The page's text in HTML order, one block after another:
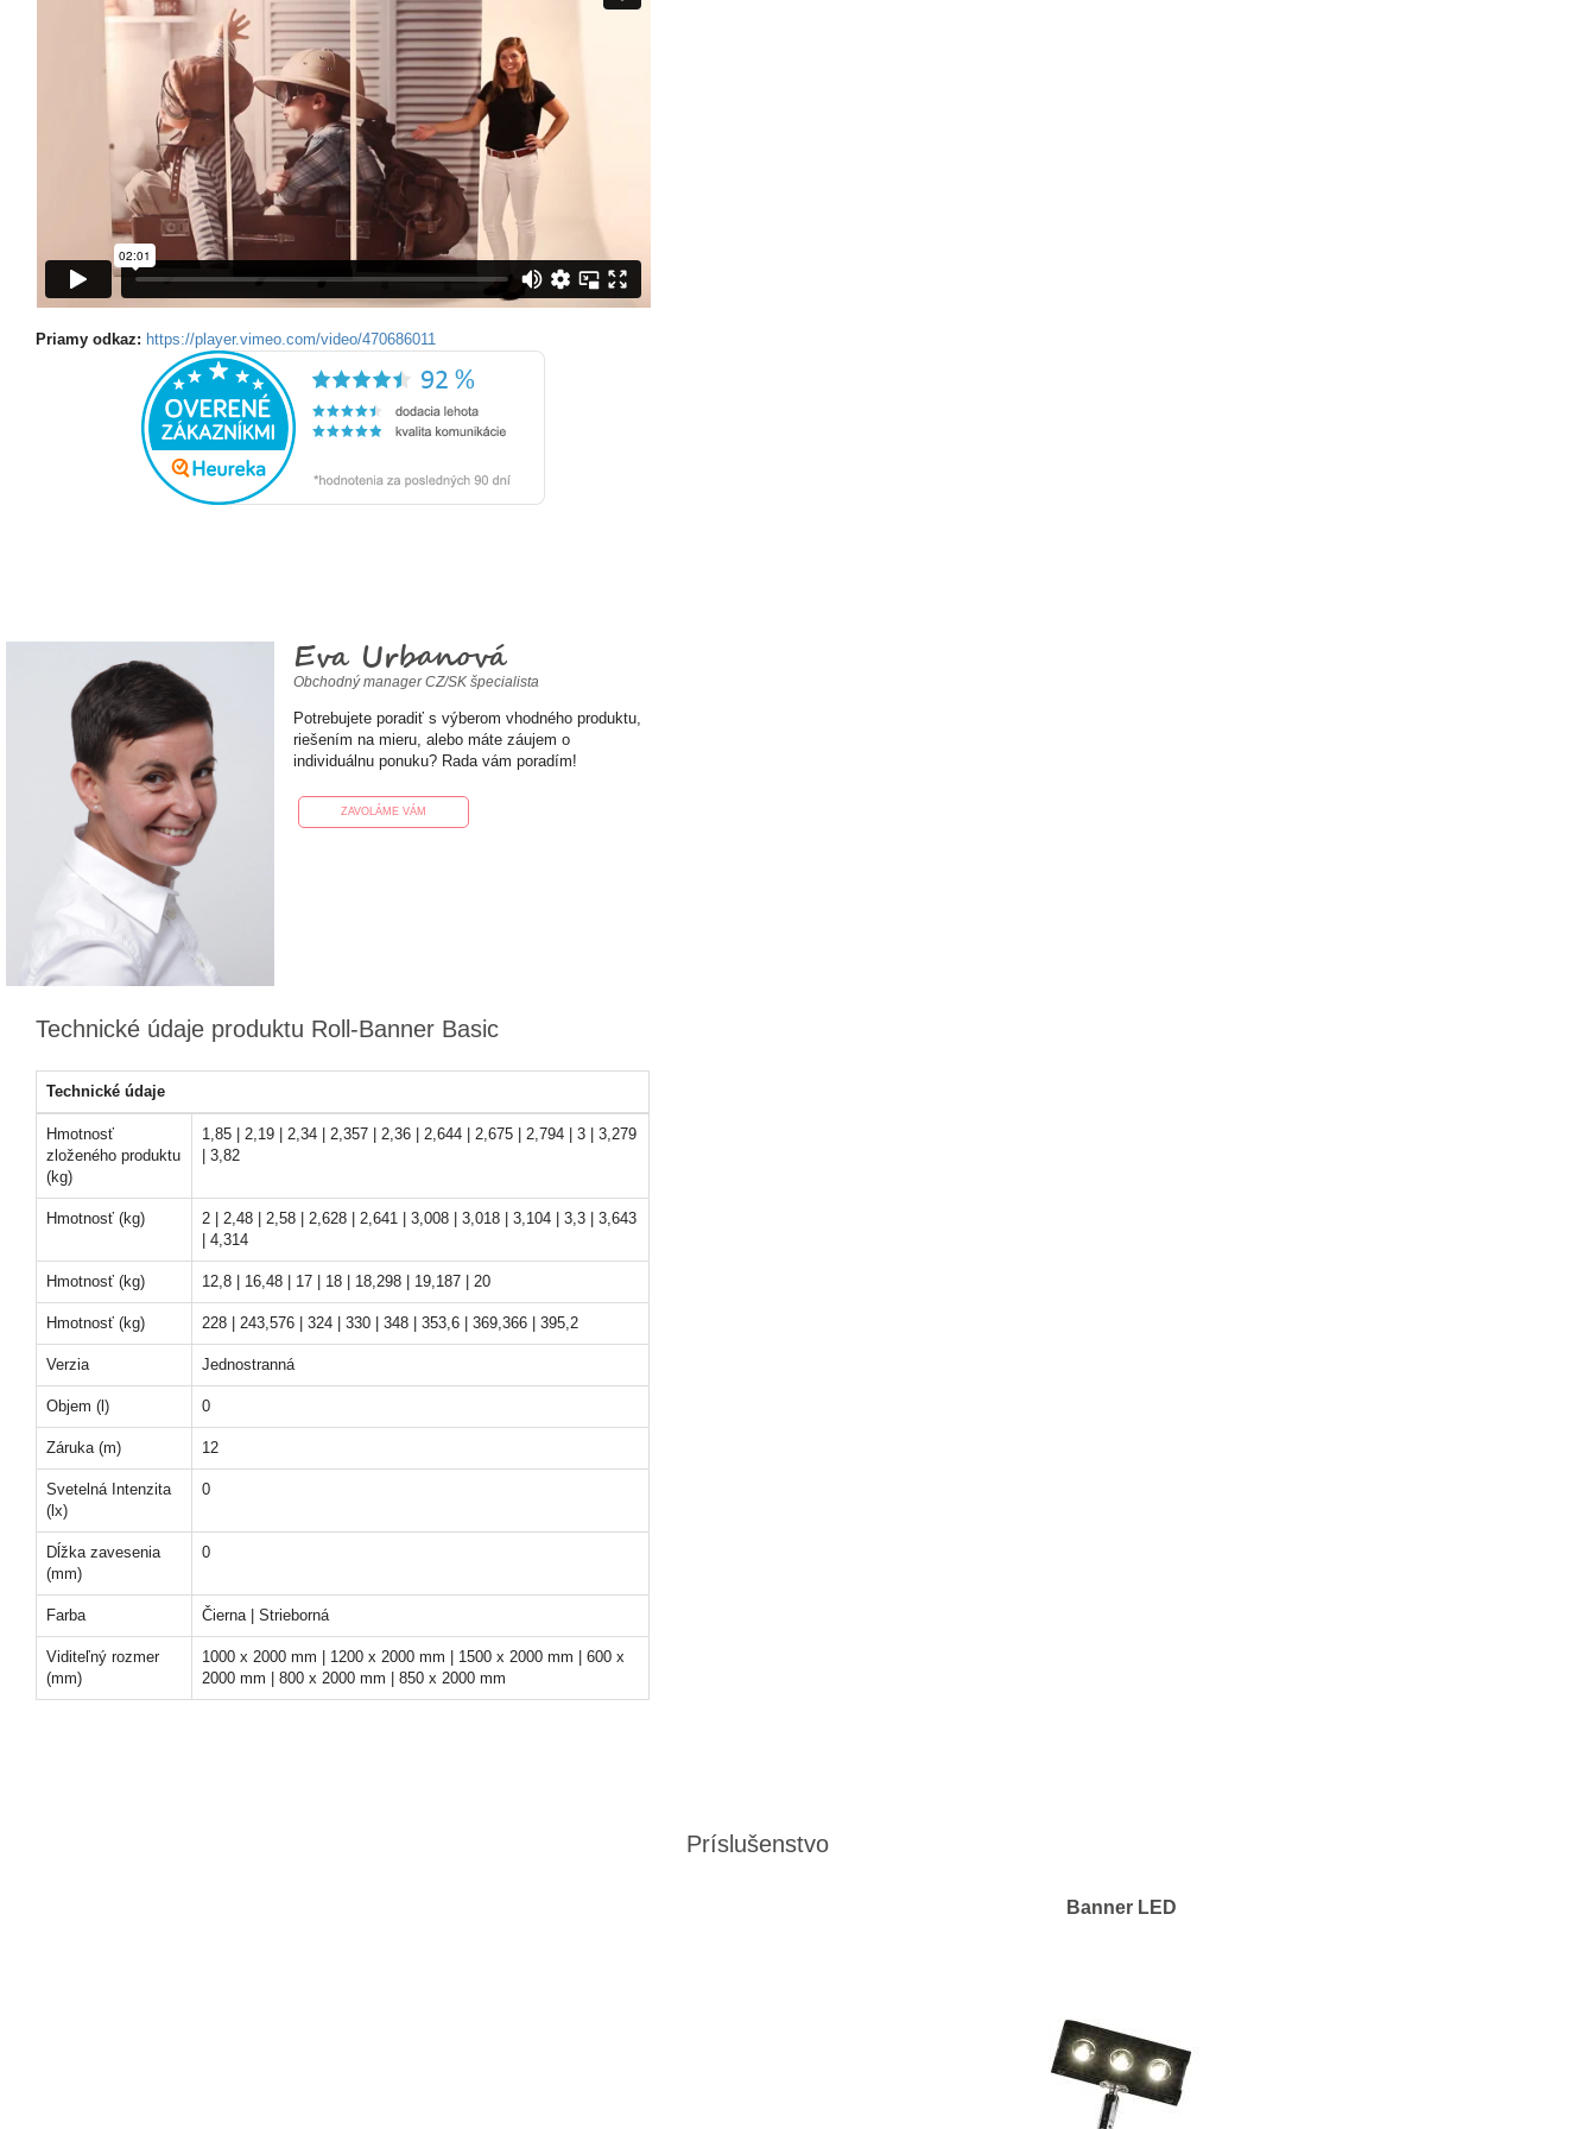
Priamy odkaz: https://player.vimeo.com/video/470686011
Eva Urbanová
Obchodný manager CZ/SK špecialista
Potrebujete poradiť s výberom vhodného produktu,
riešením na mieru, alebo máte záujem o
individuálnu ponuku? Rada vám poradím!
ZAVOLÁME VÁM
Technické údaje produktu Roll-Banner Basic
Technické údaje
Hmotnosť
zloženého produktu
(kg)
1,85 | 2,19 | 2,34 | 2,357 | 2,36 | 2,644 | 2,675 | 2,794 | 3 | 3,279
| 3,82
Hmotnosť (kg)
2 | 2,48 | 2,58 | 2,628 | 2,641 | 3,008 | 3,018 | 3,104 | 3,3 | 3,643
| 4,314
Hmotnosť (kg) 12,8 | 16,48 | 17 | 18 | 18,298 | 19,187 | 20
Hmotnosť (kg) 228 | 243,576 | 324 | 330 | 348 | 353,6 | 369,366 | 395,2
Verzia Jednostranná
Objem (l) 0
Záruka (m) 12
Svetelná Intenzita
(lx)
0
Dĺžka zavesenia
(mm)
0
Farba Čierna | Strieborná
Viditeľný rozmer
(mm)
1000 x 2000 mm | 1200 x 2000 mm | 1500 x 2000 mm | 600 x
2000 mm | 800 x 2000 mm | 850 x 2000 mm
Príslušenstvo
Banner LED